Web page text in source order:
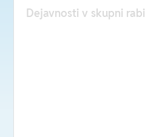
Dejavnosti v skupni rabi